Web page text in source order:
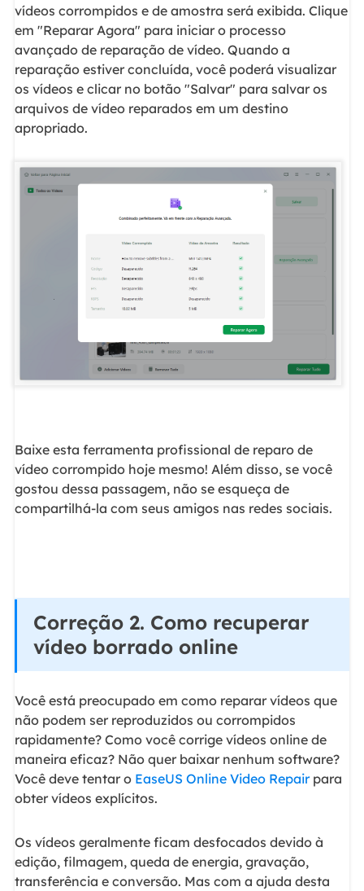
vídeos corrompidos e de amostra será exibida. Clique
em "Reparar Agora" para iniciar o processo
avançado de reparação de vídeo. Quando a
reparação estiver concluída, você poderá visualizar
os vídeos e clicar no botão "Salvar" para salvar os
arquivos de vídeo reparados em um destino
apropriado.
Baixe esta ferramenta profissional de reparo de
vídeo corrompido hoje mesmo! Além disso, se você
gostou dessa passagem, não se esqueça de
compartilhá-la com seus amigos nas redes sociais.
Correção 2. Como recuperar
vídeo borrado online
Você está preocupado em como reparar vídeos que
não podem ser reproduzidos ou corrompidos
rapidamente? Como você corrige vídeos online de
maneira eficaz? Não quer baixar nenhum software?
Você deve tentar o EaseUS Online Video Repairpara
obter vídeos explícitos.
Os vídeos geralmente ficam desfocados devido à
edição, filmagem, queda de energia, gravação,
transferência e conversão. Mas com a ajuda desta